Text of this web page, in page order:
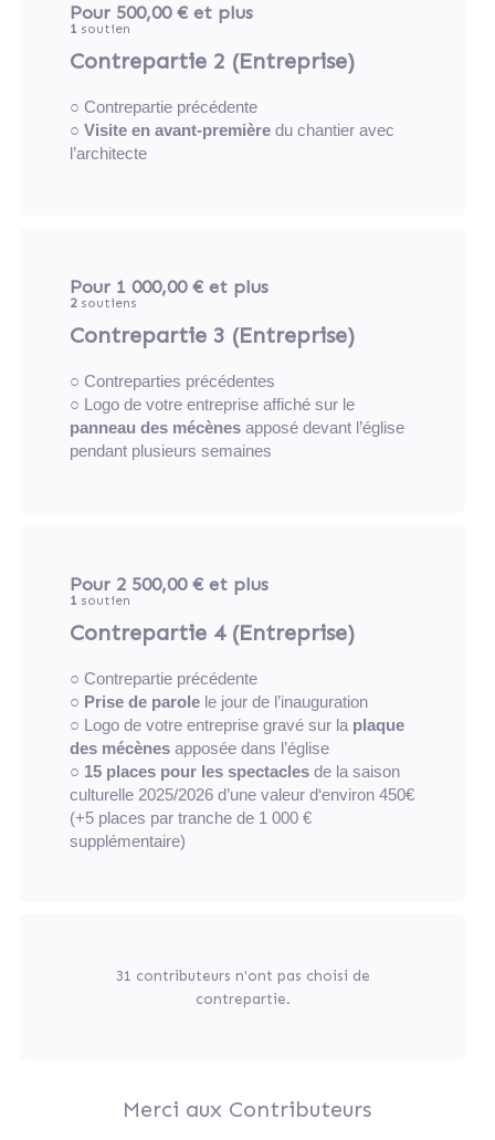
Pour 500,00 € et plus
1soutien
Contrepartie 2 (Entreprise)
○ Contrepartie précédente
○ Visite en avant-premièredu chantier avec
l’architecte
Pour 1 000,00 € et plus
2soutiens
Contrepartie 3 (Entreprise)
○ Contreparties précédentes
○ Logo de votre entreprise affiché sur le
panneau des mécènesapposé devant l’église
pendant plusieurs semaines
Pour 2 500,00 € et plus
1soutien
Contrepartie 4 (Entreprise)
○ Contrepartie précédente
○ Prise de parolele jour de l’inauguration
○ Logo de votre entreprise gravé sur la plaque
des mécènesapposée dans l’église
○ 15 places pour les spectaclesde la saison
culturelle 2025/2026 d’une valeur d‘environ 450€
(+5 places par tranche de 1 000 €
supplémentaire)
31 contributeurs n'ont pas choisi de
contrepartie.
Merci aux Contributeurs